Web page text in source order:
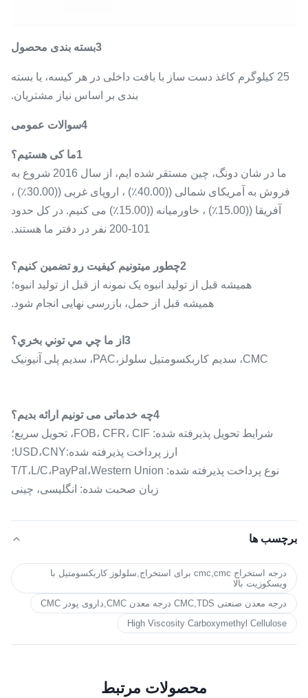
3بسته بندی محصول
25 کیلوگرم کاغذ دست ساز با بافت داخلی در هر کیسه، یا بسته
بندی بر اساس نیاز مشتریان.
4سوالات عمومی
1ما کی هستیم؟
ما در شان دونگ، چین مستقر شده ایم، از سال 2016 شروع به
فروش به آمریکای شمالی ((40.00٪) ، اروپای غربی ((30.00٪) ،
آفریقا ((15.00٪) ، خاورمیانه ((15.00٪) می کنیم. در کل حدود
101-200 نفر در دفتر ما هستند.
2چطور ميتونيم کيفيت رو تضمين کنيم؟
همیشه قبل از تولید انبوه یک نمونه از قبل از تولید انبوه؛
همیشه قبل از حمل، بازرسی نهایی انجام شود.
3از ما چي مي توني بخري؟
CMC، سدیم کاربکسومتیل سلولز،PAC، سدیم پلی آنیونیک
4چه خدماتی می تونیم ارائه بدیم؟
شرایط تحویل پذیرفته شده: FOB، CFR، CIF، تحویل سریع؛
ارز پرداخت پذیرفته شده:USD،CNY؛
نوع پرداخت پذیرفته شده: T/T،L/C،PayPal،Western Union
زبان صحبت شده: انگلیسی، چینی
برچسب ها
درجه استخراج cmc,cmc برای استخراج,سلولوز کاربکسومتیل با
ویسکوزیت بالا
درجه معدن صنعتی CMC,TDS درجه معدن CMC,داروی پودر CMC
High Viscosity Carboxymethyl Cellulose
محصولات مرتبط